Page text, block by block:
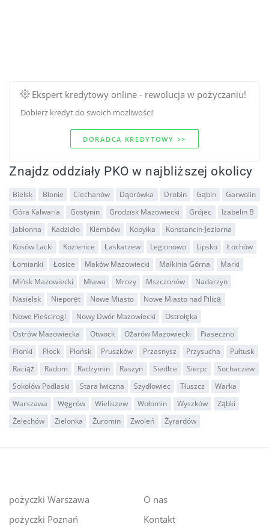
Ekspert kredytowy online - rewolucja w pożyczaniu!
Dobierz kredyt do swoich mozliwości!
DORADCA KREDYTOWY >>
Znajdz oddziały PKO w najbliższej okolicy
Bielsk Błonie Ciechanów Dąbrówka Drobin Gąbin
Garwolin
Góra Kalwaria
Gostynin Grodzisk Mazowiecki Grójec
Izabelin B
Jabłonna
Kadzidło Klembów Kobyłka
Konstancin-Jeziorna
Kosów Lacki
Kozienice Łaskarzew Legionowo Lipsko
Łochów
Łomianki
Łosice Maków Mazowiecki Małkinia Górna
Marki
Mińsk Mazowiecki
Mława Mrozy Mszczonów
Nadarzyn
Nasielsk
Nieporęt Nowe Miasto
Nowe Miasto nad Pilicą
Nowe Pieścirogi
Nowy Dwór Mazowiecki
Ostrołęka
Ostrów Mazowiecka
Otwock Ożarów Mazowiecki
Piaseczno
Pionki
Płock Płońsk Pruszków Przasnysz Przysucha
Pułtusk
Raciąż
Radom Radzymin Raszyn Siedlce Sierpc
Sochaczew
Sokołów Podlaski
Stara Iwiczna Szydłowiec Tłuszcz
Warka
Warszawa
Węgrów Wieliszew Wołomin Wyszków
Ząbki
Żelechów
Zielonka Żuromin Zwoleń Żyrardów
pożyczki Warszawa
pożyczki Poznań
O nas
Kontakt